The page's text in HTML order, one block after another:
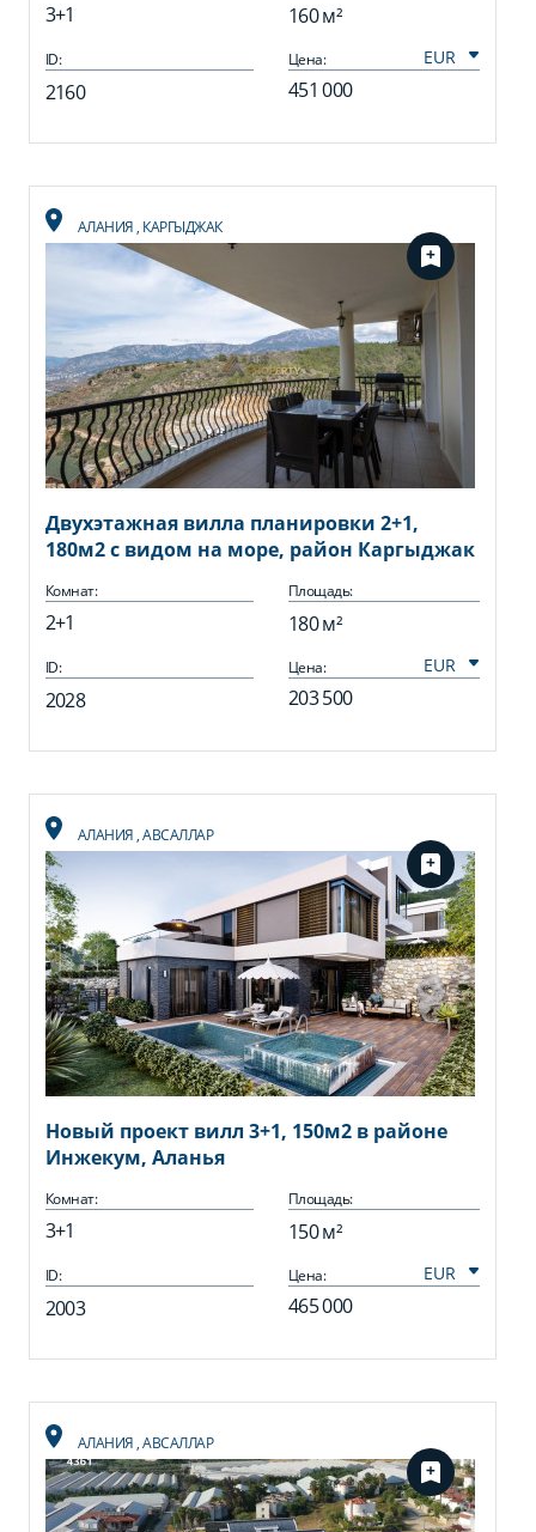
3+1 160 м²
ID:
2160
Цена:
451 000
АЛАНИЯ, КАРГЫДЖАК
Двухэтажная вилла планировки 2+1,
180м2 с видом на море, район Каргыджак
Комнат:
2+1
Площадь:
180 м²
ID:
2028
Цена:
203 500
АЛАНИЯ,АВСАЛЛАР
Новый проект вилл 3+1, 150м2 в районе
Инжекум, Аланья
Комнат:
3+1
Площадь:
150 м²
ID:
2003
Цена:
465 000
АЛАНИЯ,АВСАЛЛАР